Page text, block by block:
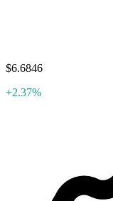
$6.6846
+2.37%